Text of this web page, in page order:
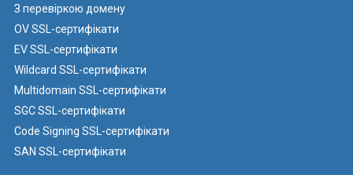
З перевіркою домену
OV SSL-сертифікати
EV SSL-сертифікати
Wildcard SSL-сертифікати
Multidomain SSL-сертифікати
SGC SSL-сертифікати
Code Signing SSL-сертифікати
SAN SSL-сертифікати